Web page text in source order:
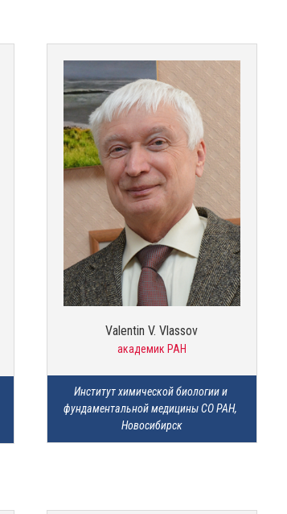
Valentin V. Vlassov
академик РАН
Институт химической биологии и
фундаментальной медицины СО РАН,
Новосибирск